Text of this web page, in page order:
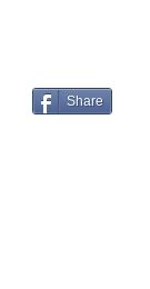
Share